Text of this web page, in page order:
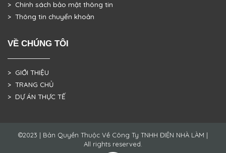
> Chính sách bảo mật thông tin
> Thông tin chuyển khoản
VỀ CHÚNG TÔI
> GIỚI THIỆU
> TRANG CHỦ
> DỰ ÁN THỰC TẾ
©2023 | Bản Quyền Thuộc Về Công Ty TNHH ĐIỆN NHÀ LÀM |
All rights reserved.